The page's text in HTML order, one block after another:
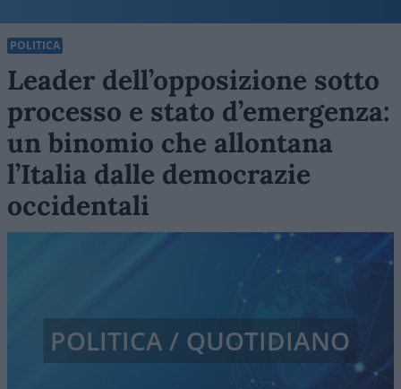
POLITICA
Leader dell’opposizione sotto
processo e stato d’emergenza:
un binomio che allontana
l’Italia dalle democrazie
occidentali
POLITICA / QUOTIDIANO